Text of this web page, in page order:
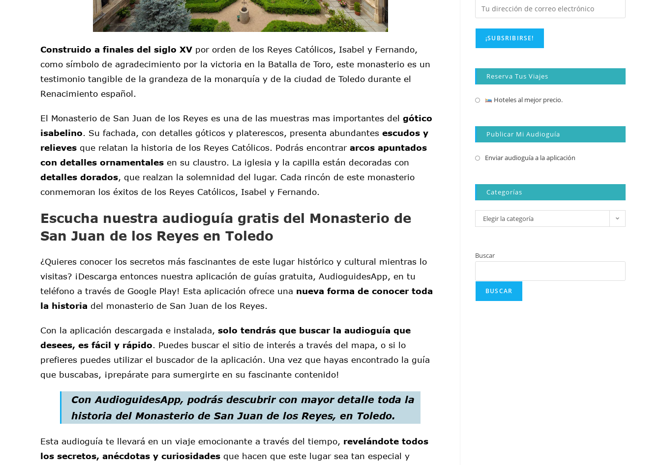
Construido a finales del siglo XV por orden de los Reyes Católicos, Isabel y Fernando,
como símbolo de agradecimiento por la victoria en la Batalla de Toro, este monasterio es un
testimonio tangible de la grandeza de la monarquía y de la ciudad de Toledo durante el
Renacimiento español.
El Monasterio de San Juan de los Reyes es una de las muestras mas importantes del gótico
isabelino. Su fachada, con detalles góticos y platerescos, presenta abundantes escudos y
relieves que relatan la historia de los Reyes Católicos. Podrás encontrar arcos apuntados
con detalles ornamentales en su claustro. La iglesia y la capilla están decoradas con
detalles dorados, que realzan la solemnidad del lugar. Cada rincón de este monasterio
conmemoran los éxitos de los Reyes Católicos, Isabel y Fernando.
Escucha nuestra audioguía gratis del Monasterio de
San Juan de los Reyes en Toledo
¿Quieres conocer los secretos más fascinantes de este lugar histórico y cultural mientras lo
visitas? ¡Descarga entonces nuestra aplicación de guías gratuita, AudioguidesApp, en tu
teléfono a través de Google Play! Esta aplicación ofrece una nueva forma de conocer toda
la historia del monasterio de San Juan de los Reyes.
Con la aplicación descargada e instalada, solo tendrás que buscar la audioguía que
desees, es fácil y rápido. Puedes buscar el sitio de interés a través del mapa, o si lo
prefieres puedes utilizar el buscador de la aplicación. Una vez que hayas encontrado la guía
que buscabas, ¡prepárate para sumergirte en su fascinante contenido!
Con AudioguidesApp, podrás descubrir con mayor detalle toda la
historia del Monasterio de San Juan de los Reyes, en Toledo.
Esta audioguía te llevará en un viaje emocionante a través del tiempo, revelándote todos
los secretos, anécdotas y curiosidades que hacen que este lugar sea tan especial y
Reserva Tus Viajes
Hoteles al mejor precio.
Publicar Mi Audioguía
Enviar audioguía a la aplicación
Categorías
Elegir la categoría
Buscar
BUSCAR